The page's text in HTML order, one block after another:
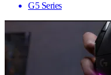
G5 Series